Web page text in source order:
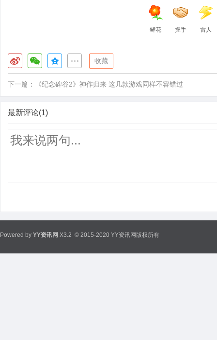
鲜花 握手 雷人
收藏
下一篇： 《纪念碑谷2》神作归来 这几款游戏同样不容错过
最新评论(1)
Powered by YY资讯网 X3.2 © 2015-2020 YY资讯网版权所有